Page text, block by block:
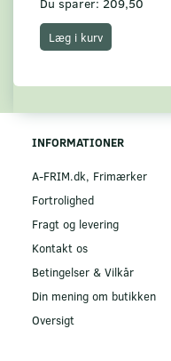
Læg i kurv
INFORMATIONER
A-FRIM.dk, Frimærker
Fortrolighed
Fragt og levering
Kontakt os
Betingelser & Vilkår
Din mening om butikken
Oversigt